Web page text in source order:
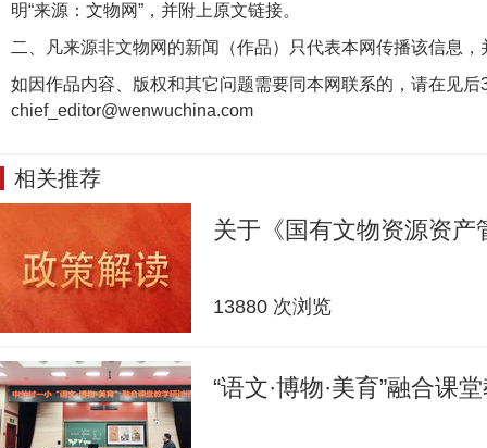
明“来源：文物网”，并附上原文链接。
二、凡来源非文物网的新闻（作品）只代表本网传播该信息
如因作品内容、版权和其它问题需要同本网联系的，请在见后
chief_editor@wenwuchina.com
相关推荐
关于《国有文物资源资
13880 次浏览
“语文·博物·美育”融合课